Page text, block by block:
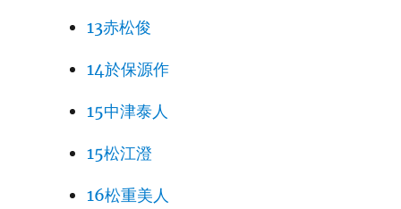
13赤松俊
14於保源作
15中津泰人
15松江澄
16松重美人